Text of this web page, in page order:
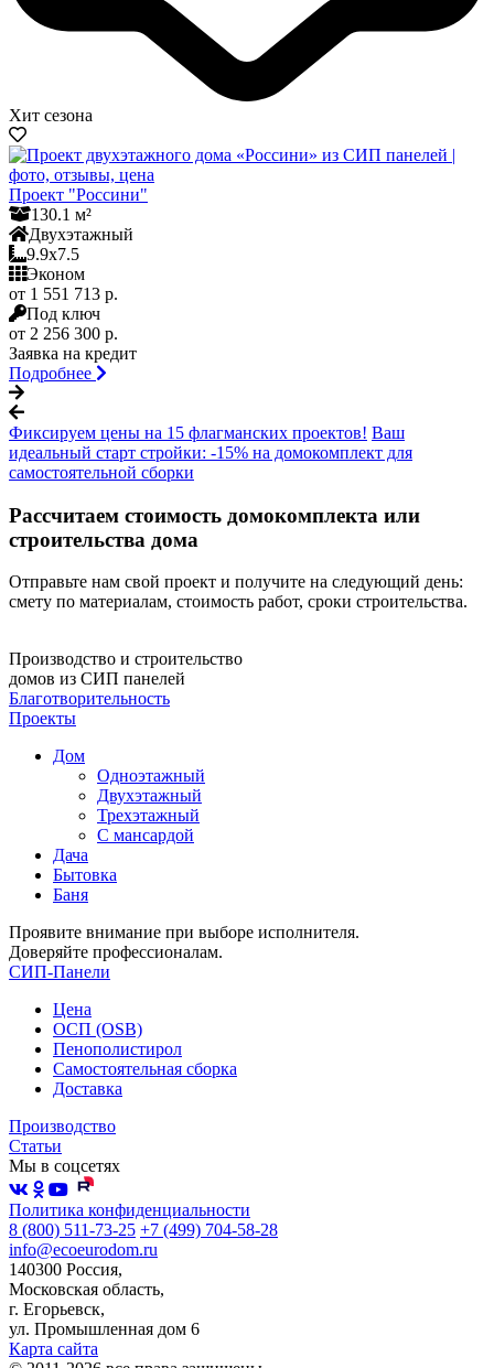
Хит сезона
Проект "Россини"
130.1 м²
Двухэтажный
9.9x7.5
Эконом
от 1 551 713 р.
Под ключ
от 2 256 300 р.
Заявка на кредит
Подробнее
Фиксируем цены на 15 флагманских проектов! Ваш
идеальный старт стройки: -15% на домокомплект для
самостоятельной сборки
Рассчитаем стоимость домокомплекта или
строительства дома
Отправьте нам свой проект и получите на следующий день:
смету по материалам, стоимость работ, сроки строительства.
Производство и строительство
домов из СИП панелей
Благотворительность
Проекты
Дом
Одноэтажный
Двухэтажный
Трехэтажный
С мансардой
Дача
Бытовка
Баня
Проявите внимание при выборе исполнителя.
Доверяйте профессионалам.
СИП-Панели
Цена
ОСП (OSB)
Пенополистирол
Самостоятельная сборка
Доставка
Производство
Статьи
Мы в соцсетях
Политика конфиденциальности
8 (800) 511-73-25 +7 (499) 704-58-28
info@ecoeurodom.ru
140300 Россия,
Московская область,
г. Егорьевск,
ул. Промышленная дом 6
Карта сайта